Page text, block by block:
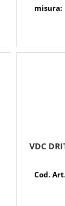
misura:
VDC
Cod.